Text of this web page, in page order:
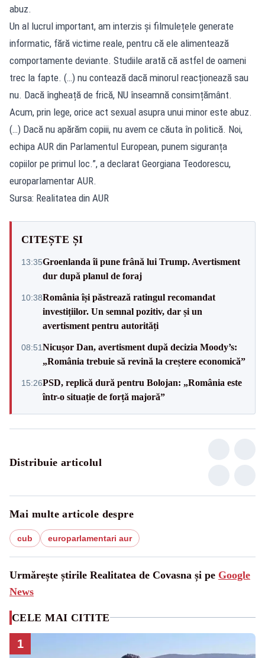
abuz.
Un al lucrul important, am interzis și filmulețele generate
informatic, fără victime reale, pentru că ele alimentează
comportamente deviante. Studiile arată că astfel de oameni
trec la fapte. (…) nu contează dacă minorul reacționează sau
nu. Dacă îngheață de frică, NU înseamnă consimțământ.
Acum, prin lege, orice act sexual asupra unui minor este abuz.
(…) Dacă nu apărăm copiii, nu avem ce căuta în politică. Noi,
echipa AUR din Parlamentul European, punem siguranța
copiilor pe primul loc.”, a declarat Georgiana Teodorescu,
europarlamentar AUR.
Sursa: Realitatea din AUR
CITEȘTE ȘI
13:35Groenlanda îi pune frână lui Trump. Avertisment
dur după planul de foraj
10:38România își păstrează ratingul recomandat
investițiilor. Un semnal pozitiv, dar și un
avertisment pentru autorități
08:51Nicușor Dan, avertisment după decizia Moody’s:
„România trebuie să revină la creștere economică”
15:26PSD, replică dură pentru Bolojan: „România este
într-o situație de forță majoră”
Distribuie articolul
Mai multe articole despre
cub europarlamentari aur
Urmărește știrile Realitatea de Covasna și pe Google
News
CELE MAI CITITE
1